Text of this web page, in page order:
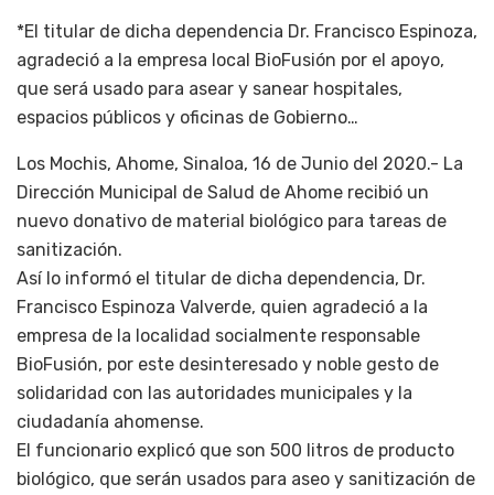
*El titular de dicha dependencia Dr. Francisco Espinoza,
agradeció a la empresa local BioFusión por el apoyo,
que será usado para asear y sanear hospitales,
espacios públicos y oficinas de Gobierno…
Los Mochis, Ahome, Sinaloa, 16 de Junio del 2020.- La
Dirección Municipal de Salud de Ahome recibió un
nuevo donativo de material biológico para tareas de
sanitización.
Así lo informó el titular de dicha dependencia, Dr.
Francisco Espinoza Valverde, quien agradeció a la
empresa de la localidad socialmente responsable
BioFusión, por este desinteresado y noble gesto de
solidaridad con las autoridades municipales y la
ciudadanía ahomense.
El funcionario explicó que son 500 litros de producto
biológico, que serán usados para aseo y sanitización de